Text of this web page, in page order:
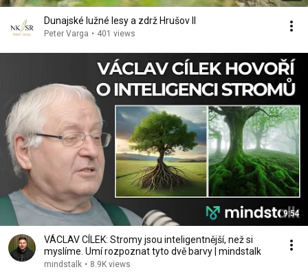
Dunajské lužné lesy a zdrž Hrušov II
Peter Varga • 401 views
9:54
VÁCLAV CÍLEK: Stromy jsou inteligentnější, než si
myslíme. Umí rozpoznat tyto dvě barvy | mindstalk
mindstalk • 8.9K views